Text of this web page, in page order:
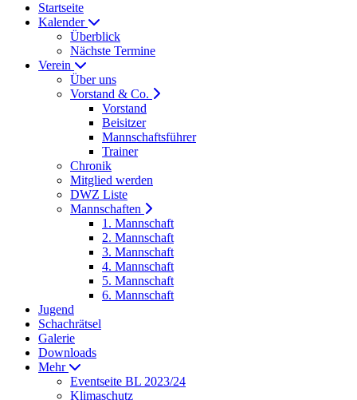
Startseite
Kalender
Überblick
Nächste Termine
Verein
Über uns
Vorstand & Co.
Vorstand
Beisitzer
Mannschaftsführer
Trainer
Chronik
Mitglied werden
DWZ Liste
Mannschaften
1. Mannschaft
2. Mannschaft
3. Mannschaft
4. Mannschaft
5. Mannschaft
6. Mannschaft
Jugend
Schachrätsel
Galerie
Downloads
Mehr
Eventseite BL 2023/24
Klimaschutz